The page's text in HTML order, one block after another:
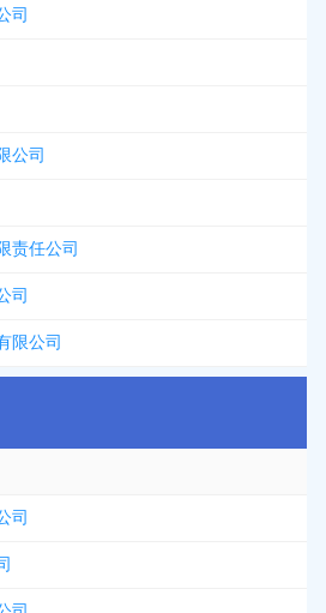
司
公司
责任公司
司
限公司
司